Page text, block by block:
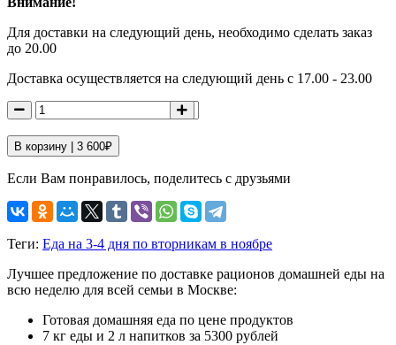
Для доставки на следующий день, необходимо сделать заказ
до 20.00
Доставка осуществляется на следующий день с 17.00 - 23.00
В корзину | 3 600₽
Если Вам понравилось, поделитесь с друзьями
Теги: Еда на 3-4 дня по вторникам в ноябре
Лучшее предложение по доставке рационов домашней еды на
всю неделю для всей семьи в Москве:
Готовая домашняя еда по цене продуктов
7 кг еды и 2 л напитков за 5300 рублей